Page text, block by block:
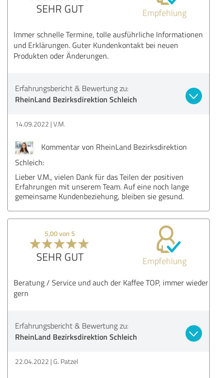
SEHR GUT Empfehlung
Immer schnelle Termine, tolle ausführliche Informationen
und Erklärungen. Guter Kundenkontakt bei neuen
Produkten oder Änderungen.
Erfahrungsbericht & Bewertung zu:
RheinLand Bezirksdirektion Schleich
14.09.2022 V.M.
Kommentar von RheinLand Bezirksdirektion
Schleich:
Lieber V.M., vielen Dank für das Teilen der positiven
Erfahrungen mit unserem Team. Auf eine noch lange
gemeinsame Kundenbeziehung, bleiben sie gesund.
5,00 von 5
SEHR GUT Empfehlung
Beratung / Service und auch der Kaffee TOP, immer wieder
gern
Erfahrungsbericht & Bewertung zu:
RheinLand Bezirksdirektion Schleich
22.04.2022 G. Patzel